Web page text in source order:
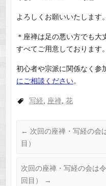
よろしくお願いいたします。
＊座禅は足の悪い方でも
すべてご用意しております。
初心者や宗派に関係なく参
にご相談ください。
写経 座禅, 花
← 次回の座禅・写経の会
目）
次回の座禅・写経の会は
回目）
→